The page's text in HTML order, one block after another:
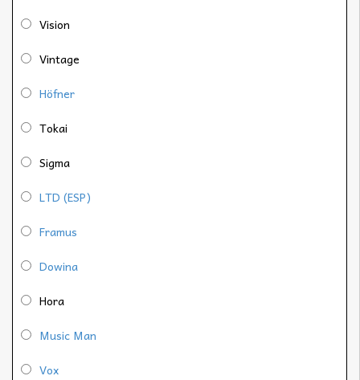
Vision
Vintage
Höfner
Tokai
Sigma
LTD (ESP)
Framus
Dowina
Hora
Music Man
Vox